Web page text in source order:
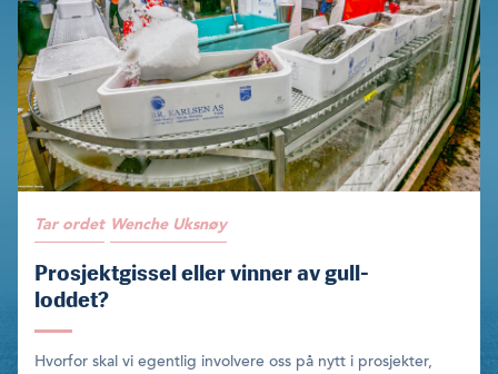
Tar ordet Wenche Uksnøy
Prosjektgissel eller vinner av gull-
loddet?
Hvorfor skal vi egentlig invol­vere oss på nytt i prosjekter,